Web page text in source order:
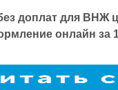
доплат для ВНЖ
онлайн за